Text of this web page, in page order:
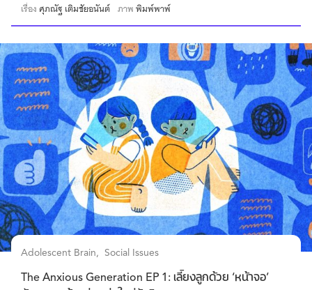
เรื่อง ศุภณัฐ เติมชัยอนันต์ ภาพพิมพ์พาพ์
Adolescent Brain Social Issues
The Anxious Generation EP 1: เลี้ยงลูกด้วย ‘หน้าจอ’